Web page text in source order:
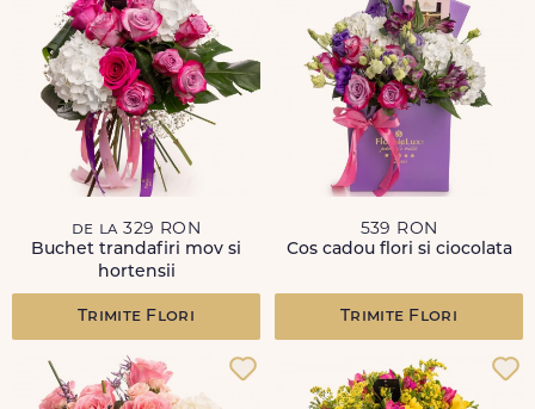
de la 329 RON
Buchet trandafiri mov si
hortensii
Trimite Flori
539 RON
Cos cadou flori si ciocolata
Trimite Flori